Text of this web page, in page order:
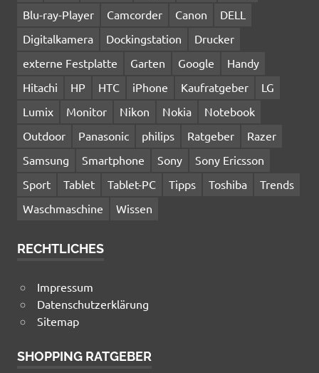
Blu-ray-Player
Camcorder Canon
DELL
Digitalkamera
Dockingstation
Drucker
externe Festplatte
Garten Google
Handy
Hitachi
HP HTC iPhone Kaufratgeber
LG
Lumix
Monitor Nikon Nokia
Notebook
Outdoor
Panasonic philips Ratgeber
Razer
Samsung
Smartphone Sony
Sony Ericsson
Sport
Tablet Tablet-PC Tipps Toshiba
Trends
Waschmaschine
Wissen
RECHTLICHES
Impressum
Datenschutzerklärung
Sitemap
SHOPPING RATGEBER